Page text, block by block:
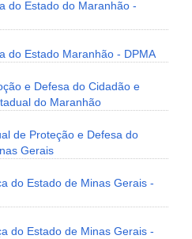
do Estado do Maranhão -
do Estado Maranhão - DPMA
e Defesa do Cidadão e
do Maranhão
de Proteção e Defesa do
Gerais
do Estado de Minas Gerais -
do Estado de Minas Gerais -